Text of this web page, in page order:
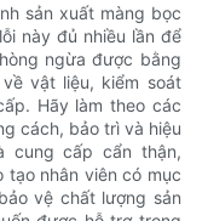
sản xuất màng bọc
này đủ nhiều lần để
ngừa được bằng
vật liệu, kiểm soát
Hãy làm theo các
cách, bảo trì và hiệu
cung cấp cẩn thận,
tạo nhân viên có mục
vệ chất lượng sản